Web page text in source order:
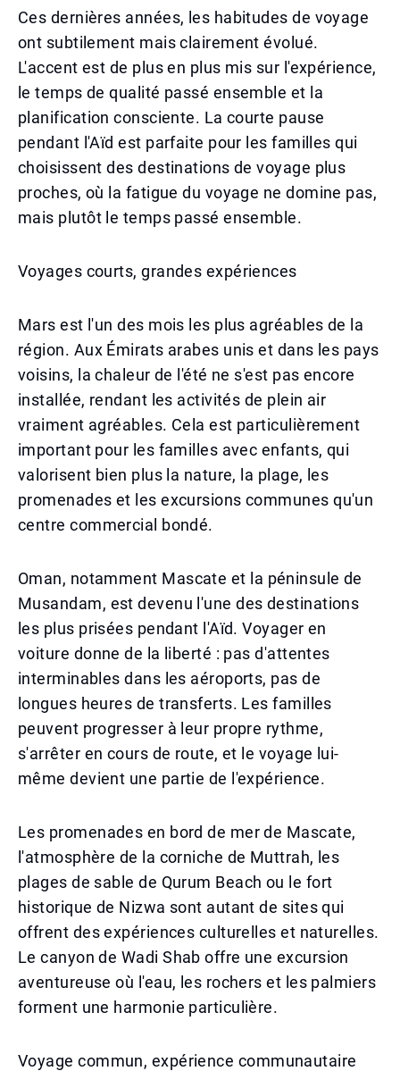
Ces dernières années, les habitudes de voyage
ont subtilement mais clairement évolué.
L'accent est de plus en plus mis sur l'expérience,
le temps de qualité passé ensemble et la
planification consciente. La courte pause
pendant l'Aïd est parfaite pour les familles qui
choisissent des destinations de voyage plus
proches, où la fatigue du voyage ne domine pas,
mais plutôt le temps passé ensemble.
Voyages courts, grandes expériences
Mars est l'un des mois les plus agréables de la
région. Aux Émirats arabes unis et dans les pays
voisins, la chaleur de l'été ne s'est pas encore
installée, rendant les activités de plein air
vraiment agréables. Cela est particulièrement
important pour les familles avec enfants, qui
valorisent bien plus la nature, la plage, les
promenades et les excursions communes qu'un
centre commercial bondé.
Oman, notamment Mascate et la péninsule de
Musandam, est devenu l'une des destinations
les plus prisées pendant l'Aïd. Voyager en
voiture donne de la liberté : pas d'attentes
interminables dans les aéroports, pas de
longues heures de transferts. Les familles
peuvent progresser à leur propre rythme,
s'arrêter en cours de route, et le voyage lui-
même devient une partie de l'expérience.
Les promenades en bord de mer de Mascate,
l'atmosphère de la corniche de Muttrah, les
plages de sable de Qurum Beach ou le fort
historique de Nizwa sont autant de sites qui
offrent des expériences culturelles et naturelles.
Le canyon de Wadi Shab offre une excursion
aventureuse où l'eau, les rochers et les palmiers
forment une harmonie particulière.
Voyage commun, expérience communautaire